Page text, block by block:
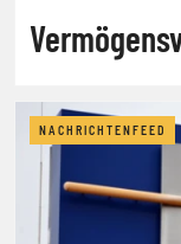
NACHRICHTENFEED